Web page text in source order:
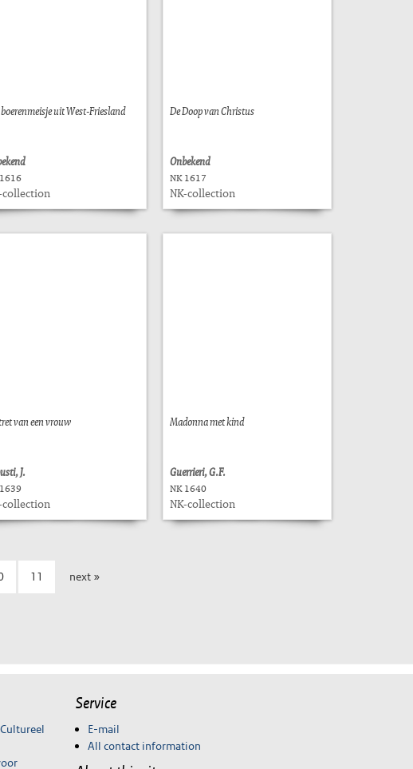
uit West-Friesland
collection
De Doop van Christus
Onbekend
NK 1617
NK-collection
van een vrouw
J.
collection
Madonna met kind
Guerrieri, G.F.
NK 1640
NK-collection
11 next »
Service
E-mail
All contact information